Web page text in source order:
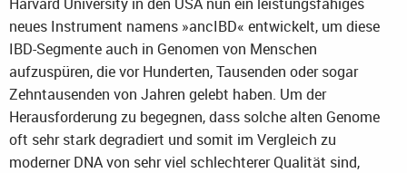
neues Instrument namens »ancIBD« entwickelt, um diese
IBD-Segmente auch in Genomen von Menschen
aufzuspüren, die vor Hunderten, Tausenden oder sogar
Zehntausenden von Jahren gelebt haben. Um der
Herausforderung zu begegnen, dass solche alten Genome
oft sehr stark degradiert und somit im Vergleich zu
moderner DNA von sehr viel schlechterer Qualität sind,